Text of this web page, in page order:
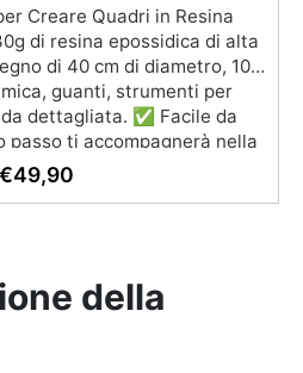
Creare Quadri in Resina
di resina epossidica di alta
di 40 cm di diametro, 10
guanti, strumenti per
dettagliata. ✅ Facile da
passo ti accompagnerà nella
straordinarie, dal mixaggio
dei colori. ✅ Arte
la casa, l'ufficio o come
e familiari. ✅ Risultati
miscelazione precisa e agli
€49,90
della